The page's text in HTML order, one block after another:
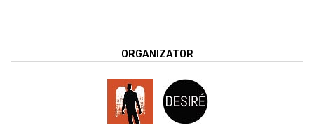
ORGANIZATOR